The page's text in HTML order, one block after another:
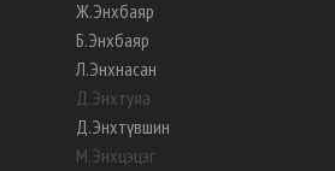
Ж.Энхбаяр
Б.Энхбаяр
Л.Энхнасан
Д.Энхтуяа
Д.Энхтүвшин
М.Энхцэцэг